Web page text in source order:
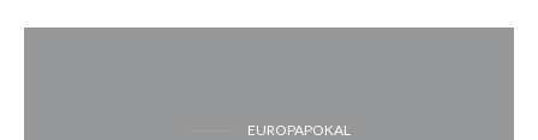
EUROPAPOKAL